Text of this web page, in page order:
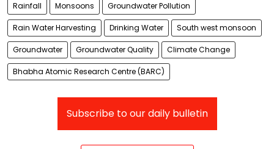
Rainfall Monsoons Groundwater Pollution
Rain Water Harvesting Drinking Water South west monsoon
Groundwater Groundwater Quality Climate Change
Bhabha Atomic Research Centre (BARC)
Subscribe to our daily bulletin